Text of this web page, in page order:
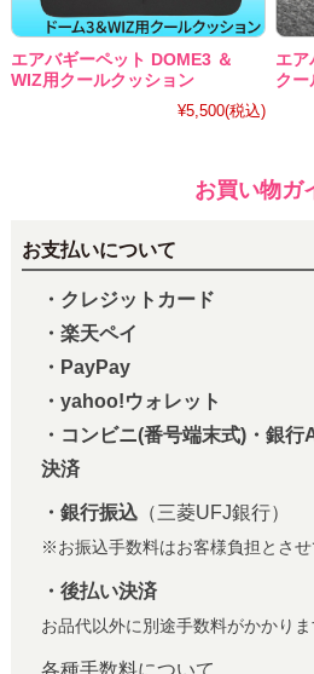
エアバギーペット DOME3 ＆
WIZ用クールクッション
¥5,500(税込)
エア
クー
お買い物ガ
お支払いについて
・クレジットカード
・楽天ペイ
・PayPay
・yahoo!ウォレット
・コンビニ(番号端末式)・銀
決済
・銀行振込（三菱UFJ銀行）
※お振込手数料はお客様負担とさせ
・後払い決済
お品代以外に別途手数料がかかりま